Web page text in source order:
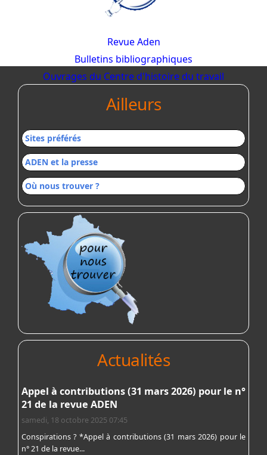
Revue Aden
Bulletins bibliographiques
Ouvrages du Centre d'histoire du travail
Ailleurs
Sites préférés
ADEN et la presse
Où nous trouver ?
Actualités
Appel à contributions (31 mars 2026) pour le n°
21 de la revue ADEN
samedi, 18 octobre 2025 07:45
Conspirations ? *Appel à contributions (31 mars 2026) pour le
n° 21 de la revue...